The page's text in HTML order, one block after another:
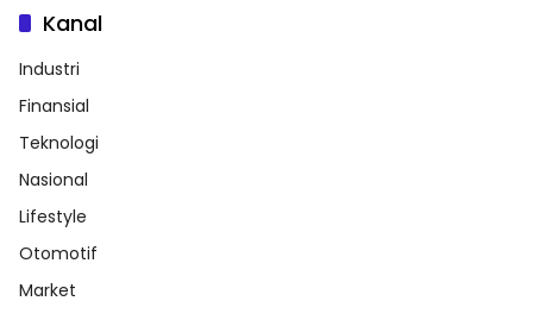
Kanal
Industri
Finansial
Teknologi
Nasional
Lifestyle
Otomotif
Market